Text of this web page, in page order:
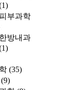
부과학
방내과
(35)
(9)